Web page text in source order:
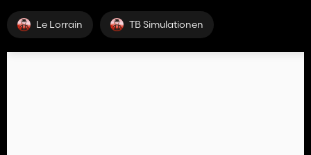
Le Lorrain TB Simulationen